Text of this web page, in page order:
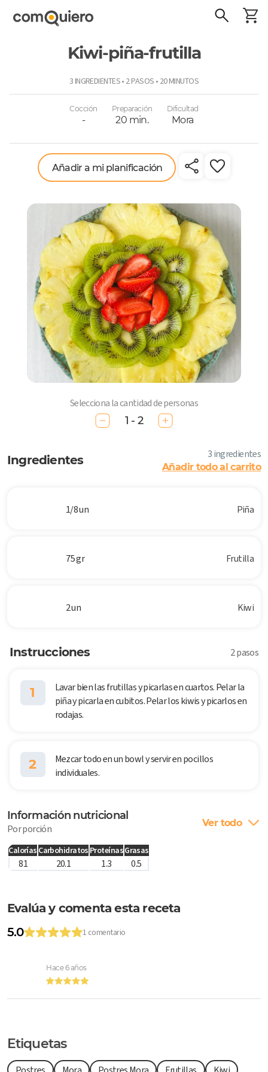
Kiwi-piña-frutilla
3 INGREDIENTES • 2 PASOS • 20 MINUTOS
Cocción
-
Preparación
20 min.
Dificultad
Mora
Añadir a mi planificación
Selecciona la cantidad de personas
1 - 2
Ingredientes 3 ingredientes
Añadir todo al carrito
1/8 un Piña
75 gr Frutilla
2 un Kiwi
Instrucciones 2 pasos
1
Lavar bien las frutillas y picarlas en cuartos. Pelar la
piña y picarla en cubitos. Pelar los kiwis y picarlos en
rodajas.
2
Mezcar todo en un bowl y servir en pocillos
individuales.
Información nutricional
Por porción Ver todo
Calorías Carbohidratos ProteínasGrasas
81 20.1 1.3 0.5
Evalúa y comenta esta receta
5.0
1 comentario
Hace 6 años
Etiquetas